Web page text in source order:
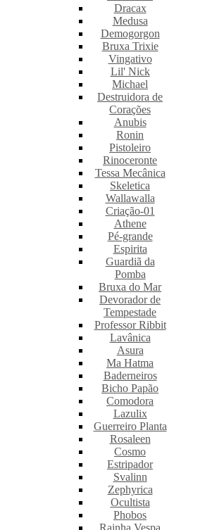
Dracax
Medusa
Demogorgon
Bruxa Trixie
Vingativo
Lil' Nick
Michael
Destruidora de
Corações
Anubis
Ronin
Pistoleiro
Rinoceronte
Tessa Mecânica
Skeletica
Wallawalla
Criação-01
Athene
Pé-grande
Espirita
Guardiã da
Pomba
Bruxa do Mar
Devorador de
Tempestade
Professor Ribbit
Lavânica
Asura
Ma Hatma
Baderneiros
Bicho Papão
Comodora
Lazulix
Guerreiro Planta
Rosaleen
Cosmo
Estripador
Svalinn
Zephyrica
Ocultista
Phobos